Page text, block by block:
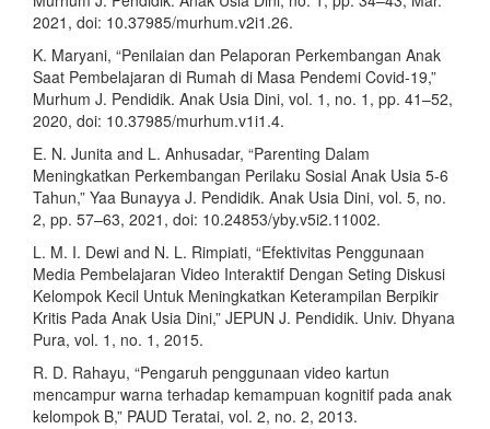
2021, doi: 10.37985/murhum.v2i1.26.
K. Maryani, “Penilaian dan Pelaporan Perkembangan Anak
Saat Pembelajaran di Rumah di Masa Pendemi Covid-19,”
Murhum J. Pendidik. Anak Usia Dini, vol. 1, no. 1, pp. 41–52,
2020, doi: 10.37985/murhum.v1i1.4.
E. N. Junita and L. Anhusadar, “Parenting Dalam
Meningkatkan Perkembangan Perilaku Sosial Anak Usia 5-6
Tahun,” Yaa Bunayya J. Pendidik. Anak Usia Dini, vol. 5, no.
2, pp. 57–63, 2021, doi: 10.24853/yby.v5i2.11002.
L. M. I. Dewi and N. L. Rimpiati, “Efektivitas Penggunaan
Media Pembelajaran Video Interaktif Dengan Seting Diskusi
Kelompok Kecil Untuk Meningkatkan Keterampilan Berpikir
Kritis Pada Anak Usia Dini,” JEPUN J. Pendidik. Univ. Dhyana
Pura, vol. 1, no. 1, 2015.
R. D. Rahayu, “Pengaruh penggunaan video kartun
mencampur warna terhadap kemampuan kognitif pada anak
kelompok B,” PAUD Teratai, vol. 2, no. 2, 2013.